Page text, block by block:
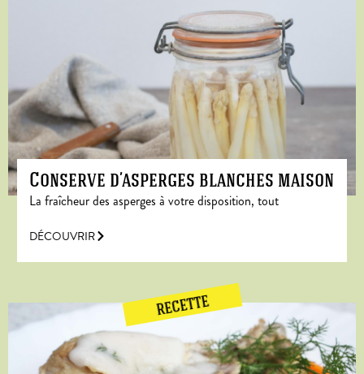
Conserve d’asperges blanches maison
La fraîcheur des asperges à votre disposition, tout
DÉCOUVRIR
RECETTE